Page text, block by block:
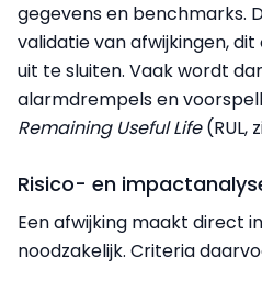
gegevens en benchmarks.
validatie van afwijkingen,
uit te sluiten. Vaak wordt
alarmdrempels en
Remaining Useful Life(RUL,
Risico- en
Een afwijking maakt direct
noodzakelijk. Criteria